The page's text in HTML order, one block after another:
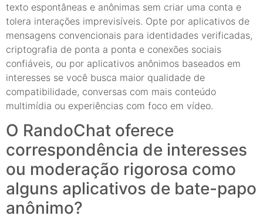
texto espontâneas e anônimas sem criar uma conta e
tolera interações imprevisíveis. Opte por aplicativos de
mensagens convencionais para identidades verificadas,
criptografia de ponta a ponta e conexões sociais
confiáveis, ou por aplicativos anônimos baseados em
interesses se você busca maior qualidade de
compatibilidade, conversas com mais conteúdo
multimídia ou experiências com foco em vídeo.
O RandoChat oferece
correspondência de interesses
ou moderação rigorosa como
alguns aplicativos de bate-papo
anônimo?